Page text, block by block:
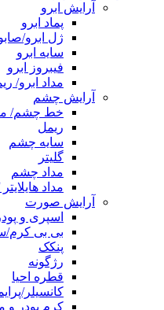
آرایش ابرو
پماد ابرو
ژل ابرو/
سایه ابرو
فیبروز ابرو
مداد ابرو/
آرایش چشم
خط چشم/
ریمل
سایه چشم
گلیتر
مداد چشم
مداد
آرایش صورت
اسپری و
بی بی
پنکک
رژگونه
قطره احیا
کانسیلر/
کرم پودر و